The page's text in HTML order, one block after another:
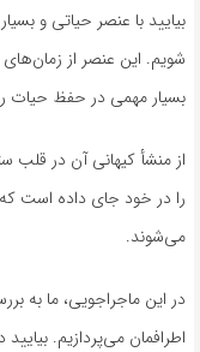
بیایید با عنصر حیاتی و
شویم. این عنصر از
بسیار مهمی در حفظ حیات
از منشأ کیهانی آن در قلب
را در خود جای داده است
می‌شوند.
در این ماجراجویی، ما به
اطرافمان می‌پردازیم.